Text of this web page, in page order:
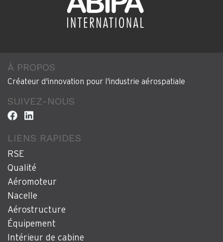
À PROPOS
Créateur d'innovation pour l'industrie aérospatiale
SUIVEZ-NOUS
LIENS RAPIDES
RSE
Qualité
Aéromoteur
Nacelle
Aérostructure
Équipement
Intérieur de cabine